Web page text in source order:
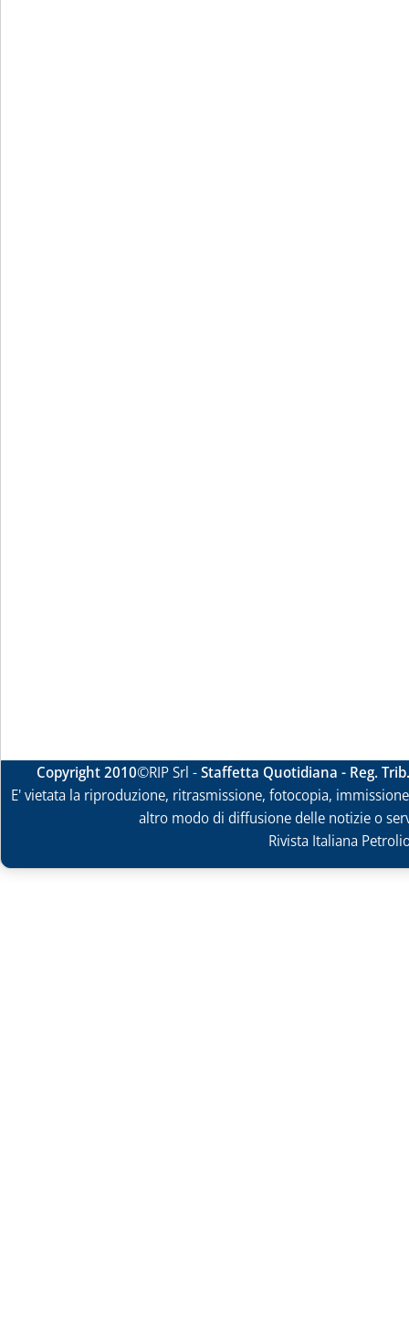
Copyright 2010©RIP Srl -Staffetta Quotidiana - Reg.
E' vietata la riproduzione, ritrasmissione, fotocopia,
altro modo di diffusione delle notizie o
Rivista Italiana